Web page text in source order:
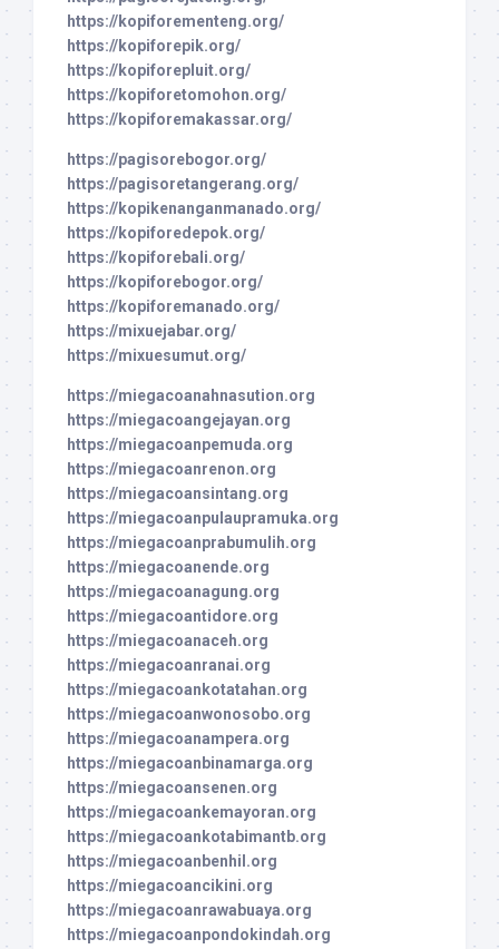
https://kopiforementeng.org/
https://kopiforepik.org/
https://kopiforepluit.org/
https://kopiforetomohon.org/
https://kopiforemakassar.org/
https://pagisorebogor.org/
https://pagisoretangerang.org/
https://kopikenanganmanado.org/
https://kopiforedepok.org/
https://kopiforebali.org/
https://kopiforebogor.org/
https://kopiforemanado.org/
https://mixuejabar.org/
https://mixuesumut.org/
https://miegacoanahnasution.org
https://miegacoangejayan.org
https://miegacoanpemuda.org
https://miegacoanrenon.org
https://miegacoansintang.org
https://miegacoanpulaupramuka.org
https://miegacoanprabumulih.org
https://miegacoanende.org
https://miegacoanagung.org
https://miegacoantidore.org
https://miegacoanaceh.org
https://miegacoanranai.org
https://miegacoankotatahan.org
https://miegacoanwonosobo.org
https://miegacoanampera.org
https://miegacoanbinamarga.org
https://miegacoansenen.org
https://miegacoankemayoran.org
https://miegacoankotabimantb.org
https://miegacoanbenhil.org
https://miegacoancikini.org
https://miegacoanrawabuaya.org
https://miegacoanpondokindah.org